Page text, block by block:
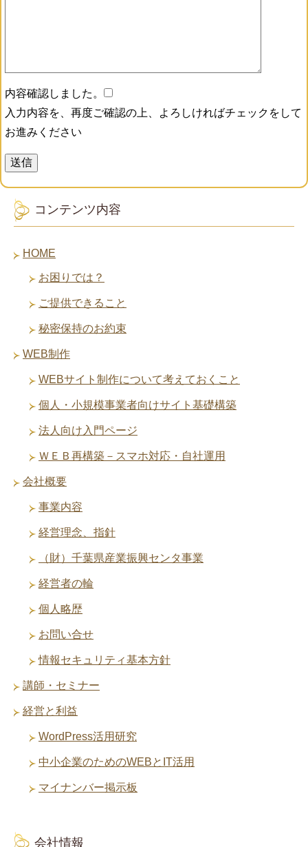
内容確認しました。
入力内容を、再度ご確認の上、よろしければチェックをして
お進みください
コンテンツ内容
HOME
お困りでは？
ご提供できること
秘密保持のお約束
WEB制作
WEBサイト制作について考えておくこと
個人・小規模事業者向けサイト基礎構築
法人向け入門ページ
ＷＥＢ再構築－スマホ対応・自社運用
会社概要
事業内容
経営理念、指針
（財）千葉県産業振興センタ事業
経営者の輪
個人略歴
お問い合せ
情報セキュリティ基本方針
講師・セミナー
経営と利益
WordPress活用研究
中小企業のためのWEBとIT活用
マイナンバー掲示板
会社情報